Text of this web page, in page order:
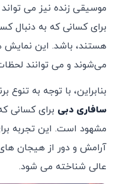
موسیقی زنده نیز می
برای کسانی که به دنبال
هستند، باشد. این نمایش
می‌شوند و می‌ توانند
بنابراین، با توجه به تنوع
سافاری دبی برای کسانی
مشهود است. این تجربه
آرامش و دور از هیجان‌
عالی شناخته می‌ شود.